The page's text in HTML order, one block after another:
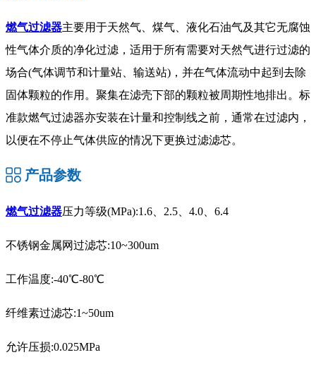
燃气过滤器主要用于天然气、煤气、液化石油气及其它无腐蚀
性气体介质的净化过滤，适用于所有需要对天然气进行过滤的
场合(气体调节和计量站、输送站)，并在气体流动中起到去除
固体颗粒的作用。聚集在滤壳下部的颗粒被周期性地排出。标
准款燃气过滤器亦安装在计量和控制线之前，通常在过滤内，
以便在不停止气体供应的情况下更换过滤滤芯。
产品参数
燃气过滤器压力等级(MPa):1.6、2.5、4.0、6.4
不锈钢金属网过滤芯:10~300um
工作温度:-40℃-80℃
纤维素过滤芯:1~50um
允许压损:0.025MPa